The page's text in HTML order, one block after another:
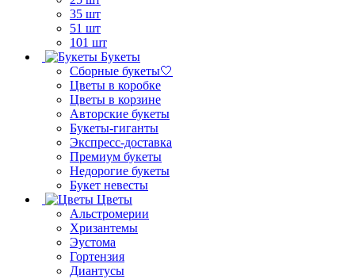
35 шт
51 шт
101 шт
Букеты
Сборные букеты🤍
Цветы в коробке
Цветы в корзине
Авторские букеты
Букеты-гиганты
Экспресс-доставка
Премиум букеты
Недорогие букеты
Букет невесты
Цветы
Альстромерии
Хризантемы
Эустома
Гортензия
Диантусы